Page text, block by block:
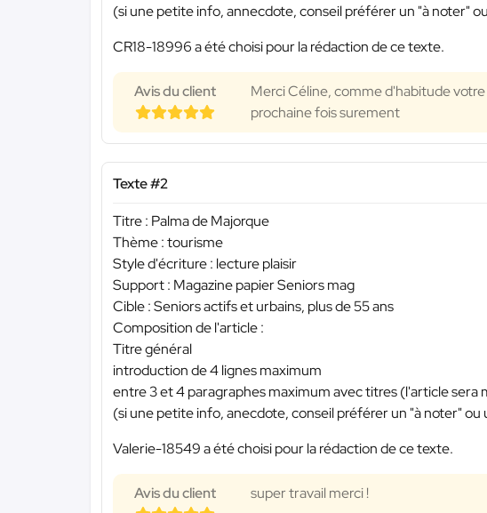
(si une petite info, annecdote, conseil préférer un "à noter"
CR18-18996 a été choisi pour la rédaction de ce texte.
Avis du client
Merci Céline, comme d'habitude
prochaine fois surement
Texte #2
Titre : Palma de Majorque
Thème : tourisme
Style d'écriture : lecture plaisir
Support : Magazine papier Seniors mag
Cible : Seniors actifs et urbains, plus de 55 ans
Composition de l'article :
Titre général
introduction de 4 lignes maximum
entre 3 et 4 paragraphes maximum avec titres (l'article sera
(si une petite info, anecdote, conseil préférer un "à noter" ou
Valerie-18549 a été choisi pour la rédaction de ce texte.
Avis du client super travail merci !